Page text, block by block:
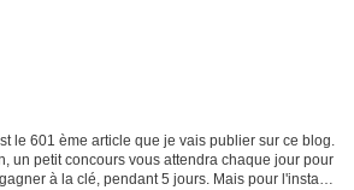
le 601 ème article que je vais publier sur ce blog.
un petit concours vous attendra chaque jour pour
à la clé, pendant 5 jours. Mais pour l'instant,